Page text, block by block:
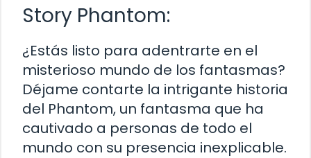
Story Phantom:
¿Estás listo para adentrarte en el
misterioso mundo de los fantasmas?
Déjame contarte la intrigante historia
del Phantom, un fantasma que ha
cautivado a personas de todo el
mundo con su presencia inexplicable.